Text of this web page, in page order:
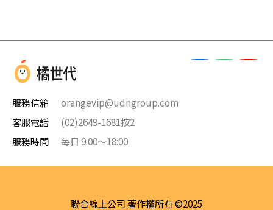
服務信箱
orangevip@udngroup.com
客服電話
(02)2649-1681按2
服務時間
每日 9:00～18:00
聯合線上公司 著作權所有 ©2025